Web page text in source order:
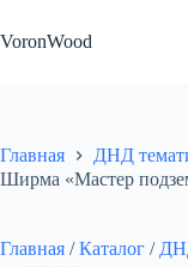
к
сути
VoronWood
Главная ДНД
Ширма «Мастер
Главная / Каталог /